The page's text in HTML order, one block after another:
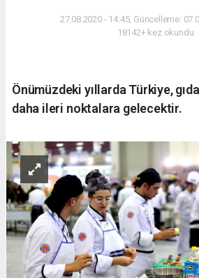
27.08.2020 - 14:45, Güncelleme:
18142+ kez okundu.
Önümüzdeki yıllarda Türkiye,
daha ileri noktalara gelecektir.